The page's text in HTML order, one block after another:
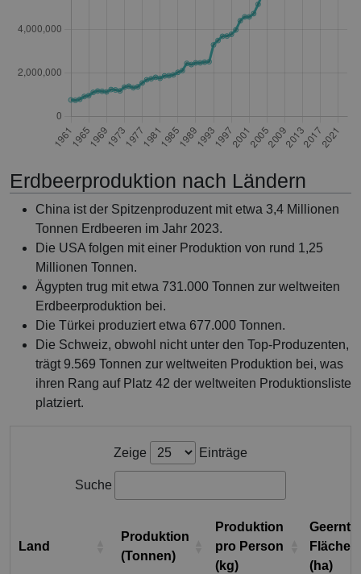
Erdbeerproduktion nach Ländern
China ist der Spitzenproduzent mit etwa 3,4 Millionen
Tonnen Erdbeeren im Jahr 2023.
Die USA folgen mit einer Produktion von rund 1,25
Millionen Tonnen.
Ägypten trug mit etwa 731.000 Tonnen zur weltweiten
Erdbeerproduktion bei.
Die Türkei produziert etwa 677.000 Tonnen.
Die Schweiz, obwohl nicht unter den Top-Produzenten,
trägt 9.569 Tonnen zur weltweiten Produktion bei, was
ihren Rang auf Platz 42 der weltweiten Produktionsliste
platziert.
Zeige Einträge
Suche
Land
Produktion
(Tonnen)
Produktion
pro Person
(kg)
Fläche
(ha)